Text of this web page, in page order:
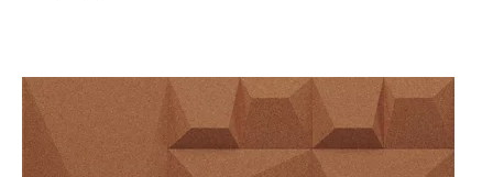
meerdere
Deze
gekozen
worden